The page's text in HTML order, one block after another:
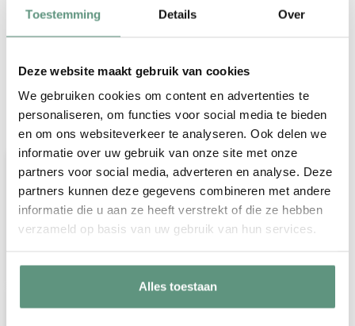
Toestemming Details Over
Deze website maakt gebruik van cookies
We gebruiken cookies om content en advertenties te
personaliseren, om functies voor social media te bieden
en om ons websiteverkeer te analyseren. Ook delen we
informatie over uw gebruik van onze site met onze
partners voor social media, adverteren en analyse. Deze
partners kunnen deze gegevens combineren met andere
informatie die u aan ze heeft verstrekt of die ze hebben
verzameld op basis van uw gebruik van hun services.
Alles toestaan
Veelgestelde vragen over onze
geboorteborden voor in de tuin
Wordt er een paal meegeleverd?
Helaas leveren wij geen paal, stok of
andere bevestigingsmaterialen bij onze
geboorteborden voor in de tuin.